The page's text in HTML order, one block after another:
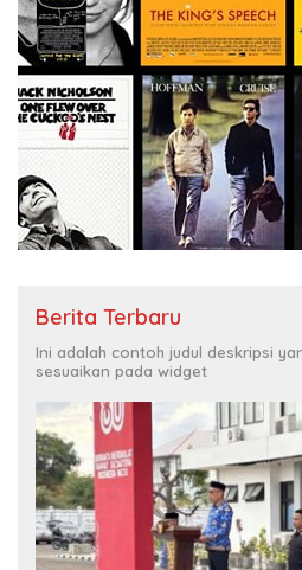
Berita Terbaru
Ini adalah contoh judul deskripsi
sesuaikan pada widget